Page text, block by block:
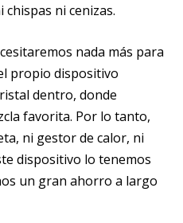
ni cenizas.
nada más para
propio dispositivo
dentro, donde
favorita. Por lo tanto,
ni gestor de calor, ni
dispositivo lo tenemos
un gran ahorro a largo